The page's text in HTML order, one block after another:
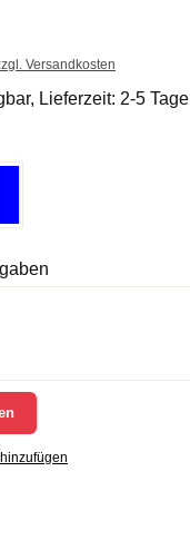
Versandkosten
Lieferzeit: 2-5 Tage